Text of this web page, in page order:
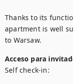
Thanks to its
apartment is well
to Warsaw.
Acceso para
Self check-in: